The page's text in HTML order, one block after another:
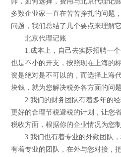
多数企业家一直在苦苦挣扎的问题
问题，我们总结了几个要点来理解它
北京代理记账
1.成本上，自己去实际招聘一个
也是不小的开支，按照现在上海的
资是绝对是不可以的，而选择上海
块钱，就为您解决税务各方面的问题
2.我们的财务团队有着多年的经
更好的合理节税避税的计划，让您
税收方面，根据你的企业情况为您
3.我们也有着专业的外勤团队，
有着专业的团队，在外与您对接，